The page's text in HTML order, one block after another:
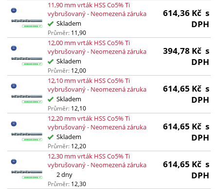
11,90 mm vrták HSS Co5% Ti
vybrušovaný - Neomezená záruka
Skladem
Průměr: 11,90
614,36 Kč s
DPH
12,00 mm vrták HSS Co5% Ti
vybrušovaný - Neomezená záruka
Skladem
Průměr: 12,00
394,78 Kč s
DPH
12,10 mm vrták HSS Co5% Ti
vybrušovaný - Neomezená záruka
Skladem
Průměr: 12,10
614,65 Kč s
DPH
12,20 mm vrták HSS Co5% Ti
vybrušovaný - Neomezená záruka
Skladem
Průměr: 12,20
614,65 Kč s
DPH
12,30 mm vrták HSS Co5% Ti
vybrušovaný - Neomezená záruka
2 dny
Průměr: 12,30
614,65 Kč s
DPH